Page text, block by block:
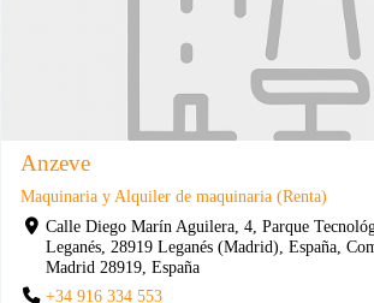
Anzeve
Maquinaria y Alquiler de maquinaria (Renta)
Calle Diego Marín Aguilera, 4, Parque
Leganés, 28919 Leganés (Madrid), España,
Madrid 28919, España
+34 916 334 553